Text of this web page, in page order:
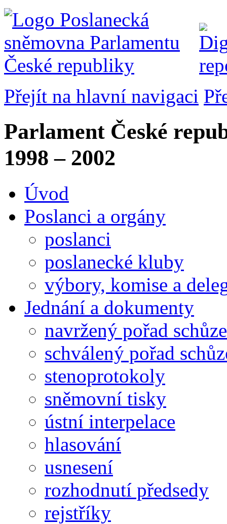
Přejít na hlavní navigaci
Parlament České
1998 – 2002
Úvod
Poslanci a orgány
poslanci
poslanecké kluby
výbory, komise a
Jednání a dokumenty
navržený pořad schůze
schválený pořad
stenoprotokoly
sněmovní tisky
ústní interpelace
hlasování
usnesení
rozhodnutí předsedy
rejstříky